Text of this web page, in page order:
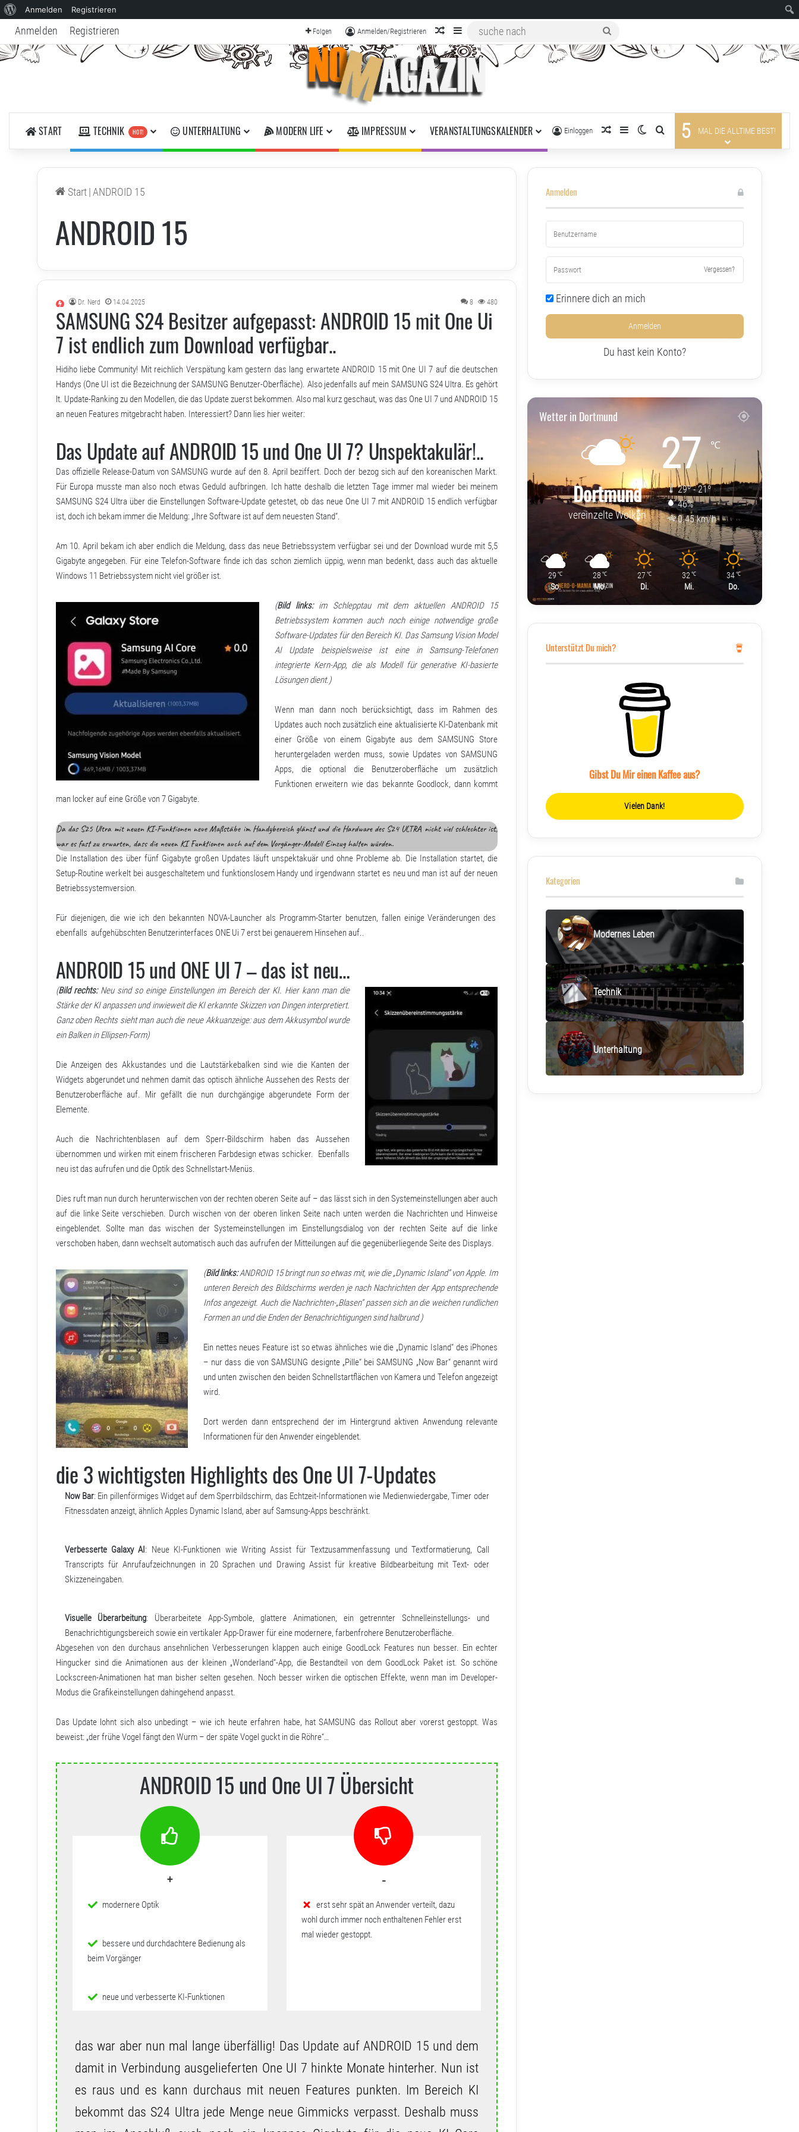
Über
WordPress
Anmelden Registrieren
Anmelden Registrieren Folgen Anmelden/Registrieren zufälliger Artikel
Sidebar
nach
START TECHNIK HOT! UNTERHALTUNG MODERN LIFE IMPRESSUM VERANSTALTUNGSKALENDER Einloggen zufälliger Artikel
SidebarSkin umschalten
suche nach
5 MAL DIE ALLTIME BEST!
Start| ANDROID 15
ANDROID 15
Dr. Nerd 14.04.2025 8 480
SAMSUNG S24 Besitzer aufgepasst: ANDROID 15 mit One Ui
7 ist endlich zum Download verfügbar..
Hidiho liebe Community! Mit reichlich Verspätung kam gestern das lang erwartete ANDROID 15 mit One UI 7 auf die deutschen
Handys (One UI ist die Bezeichnung der SAMSUNG Benutzer-Oberfläche). Also jedenfalls auf mein SAMSUNG S24 Ultra. Es gehört
lt. Update-Ranking zu den Modellen, die das Update zuerst bekommen. Also mal kurz geschaut, was das One UI 7 und ANDROID 15
an neuen Features mitgebracht haben. Interessiert? Dann lies hier weiter:
Das Update auf ANDROID 15 und One UI 7? Unspektakulär!..
Das offizielle Release-Datum von SAMSUNG wurde auf den 8. April beziffert. Doch der bezog sich auf den koreanischen Markt.
Für Europa musste man also noch etwas Geduld aufbringen. Ich hatte deshalb die letzten Tage immer mal wieder bei meinem
SAMSUNG S24 Ultra über die Einstellungen Software-Update getestet, ob das neue One UI 7 mit ANDROID 15 endlich verfügbar
ist, doch ich bekam immer die Meldung: „Ihre Software ist auf dem neuesten Stand“.
Am 10. April bekam ich aber endlich die Meldung, dass das neue Betriebssystem verfügbar sei und der Download wurde mit 5,5
Gigabyte angegeben. Für eine Telefon-Software finde ich das schon ziemlich üppig, wenn man bedenkt, dass auch das aktuelle
Windows 11 Betriebssystem nicht viel größer ist.
(Bild links:im Schlepptau mit dem aktuellen ANDROID 15
Betriebssystem kommen auch noch einige notwendige große
Software-Updates für den Bereich KI. Das Samsung Vision Model
AI Update beispielsweise ist eine in Samsung-Telefonen
integrierte Kern-App, die als Modell für generative KI-basierte
Lösungen dient.)
Wenn man dann noch berücksichtigt, dass im Rahmen des
Updates auch noch zusätzlich eine aktualisierte KI-Datenbank mit
einer Größe von einem Gigabyte aus dem SAMSUNG Store
heruntergeladen werden muss, sowie Updates von SAMSUNG
Apps, die optional die Benutzeroberfläche um zusätzlich
Funktionen erweitern wie das bekannte Goodlock, dann kommt
man locker auf eine Größe von 7 Gigabyte.
Da das S25 Ultra mit neuen KI-Funktionen neue Maßstäbe im Handybereich glänzt und die Hardware des S24 ULTRA nicht viel schlechter ist,
war es fast zu erwarten, dass die neuen KI Funktionen auch auf dem Vorgänger-Modell Einzug halten würden.
Die Installation des über fünf Gigabyte großen Updates läuft unspektakuär und ohne Probleme ab. Die Installation startet, die
Setup-Routine werkelt bei ausgeschaltetem und funktionslosem Handy und irgendwann startet es neu und man ist auf der neuen
Betriebssystemversion.
Für diejenigen, die wie ich den bekannten NOVA-Launcher als Programm-Starter benutzen, fallen einige Veränderungen des
ebenfalls aufgehübschten Benutzerinterfaces ONE Ui 7 erst bei genauerem Hinsehen auf..
ANDROID 15 und ONE UI 7 – das ist neu…
(Bild rechts:Neu sind so einige Einstellungen im Bereich der KI. Hier kann man die
Stärke der KI anpassen und inwieweit die KI erkannte Skizzen von Dingen interpretiert.
Ganz oben Rechts sieht man auch die neue Akkuanzeige: aus dem Akkusymbol wurde
ein Balken in Ellipsen-Form)
Die Anzeigen des Akkustandes und die Lautstärkebalken sind wie die Kanten der
Widgets abgerundet und nehmen damit das optisch ähnliche Aussehen des Rests der
Benutzeroberfläche auf. Mir gefällt die nun durchgängige abgerundete Form der
Elemente.
Auch die Nachrichtenblasen auf dem Sperr-Bildschirm haben das Aussehen
übernommen und wirken mit einem frischeren Farbdesign etwas schicker. Ebenfalls
neu ist das aufrufen und die Optik des Schnellstart-Menüs.
Dies ruft man nun durch herunterwischen von der rechten oberen Seite auf – das lässt sich in den Systemeinstellungen aber auch
auf die linke Seite verschieben. Durch wischen von der oberen linken Seite nach unten werden die Nachrichten und Hinweise
eingeblendet. Sollte man das wischen der Systemeinstellungen im Einstellungsdialog von der rechten Seite auf die linke
verschoben haben, dann wechselt automatisch auch das aufrufen der Mitteilungen auf die gegenüberliegende Seite des Displays.
(Bild links:ANDROID 15 bringt nun so etwas mit, wie die „Dynamic Island“ von Apple. Im
unteren Bereich des Bildschirms werden je nach Nachrichten der App entsprechende
Infos angezeigt. Auch die Nachrichten-„Blasen“ passen sich an die weichen rundlichen
Formen an und die Enden der Benachrichtigungen sind halbrund )
Ein nettes neues Feature ist so etwas ähnliches wie die „Dynamic Island“ des iPhones
– nur dass die von SAMSUNG designte „Pille“ bei SAMSUNG „Now Bar“ genannt wird
und unten zwischen den beiden Schnellstartflächen von Kamera und Telefon angezeigt
wird.
Dort werden dann entsprechend der im Hintergrund aktiven Anwendung relevante
Informationen für den Anwender eingeblendet.
die 3 wichtigsten Highlights des One UI 7-Updates
Now Bar: Ein pillenförmiges Widget auf dem Sperrbildschirm, das Echtzeit-Informationen wie Medienwiedergabe, Timer oder
Fitnessdaten anzeigt, ähnlich Apples Dynamic Island, aber auf Samsung-Apps beschränkt.
Verbesserte Galaxy AI: Neue KI-Funktionen wie Writing Assist für Textzusammenfassung und Textformatierung, Call
Transcripts für Anrufaufzeichnungen in 20 Sprachen und Drawing Assist für kreative Bildbearbeitung mit Text- oder
Skizzeneingaben.
Visuelle Überarbeitung: Überarbeitete App-Symbole, glattere Animationen, ein getrennter Schnelleinstellungs- und
Benachrichtigungsbereich sowie ein vertikaler App-Drawer für eine modernere, farbenfrohere Benutzeroberfläche.
Abgesehen von den durchaus ansehnlichen Verbesserungen klappen auch einige GoodLock Features nun besser. Ein echter
Hingucker sind die Animationen aus der kleinen „Wonderland“-App, die Bestandteil von dem GoodLock Paket ist. So schöne
Lockscreen-Animationen hat man bisher selten gesehen. Noch besser wirken die optischen Effekte, wenn man im Developer-
Modus die Grafikeinstellungen dahingehend anpasst.
Das Update lohnt sich also unbedingt – wie ich heute erfahren habe, hat SAMSUNG das Rollout aber vorerst gestoppt. Was
beweist: „der frühe Vogel fängt den Wurm – der späte Vogel guckt in die Röhre“…
ANDROID 15 und One UI 7 Übersicht
+
modernere Optik
bessere und durchdachtere Bedienung als
beim Vorgänger
neue und verbesserte KI-Funktionen
-
erst sehr spät an Anwender verteilt, dazu
wohl durch immer noch enthaltenen Fehler erst
mal wieder gestoppt.
das war aber nun mal lange überfällig! Das Update auf ANDROID 15 und dem
damit in Verbindung ausgelieferten One UI 7 hinkte Monate hinterher. Nun ist
es raus und es kann durchaus mit neuen Features punkten. Im Bereich KI
bekommt das S24 Ultra jede Menge neue Gimmicks verpasst. Deshalb muss
Anmelden
Vergessen?
Erinnere dich an mich
Anmelden
Du hast kein Konto?
Wetter in Dortmund
Dortmund
vereinzelte Wolken
27℃
29º - 21º
46%
0.45 km/h
29 ℃
So.
28 ℃
Mo.
27 ℃
Di.
32 ℃
Mi.
34 ℃
Do.
Unterstützt Du mich?
Gibst Du Mir einen Kaffee aus?
Vielen Dank!
Kategorien
Modernes Leben
Technik
Unterhaltung